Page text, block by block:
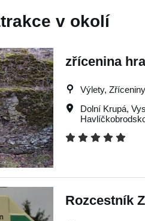
v okolí
zřícenina
Výlety,
Dolní Krupá,
Rozcestník